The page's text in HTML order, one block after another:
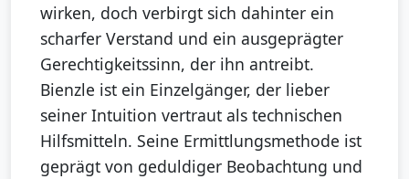
wirken, doch verbirgt sich dahinter ein
scharfer Verstand und ein ausgeprägter
Gerechtigkeitssinn, der ihn antreibt.
Bienzle ist ein Einzelgänger, der lieber
seiner Intuition vertraut als technischen
Hilfsmitteln. Seine Ermittlungsmethode ist
geprägt von geduldiger Beobachtung und